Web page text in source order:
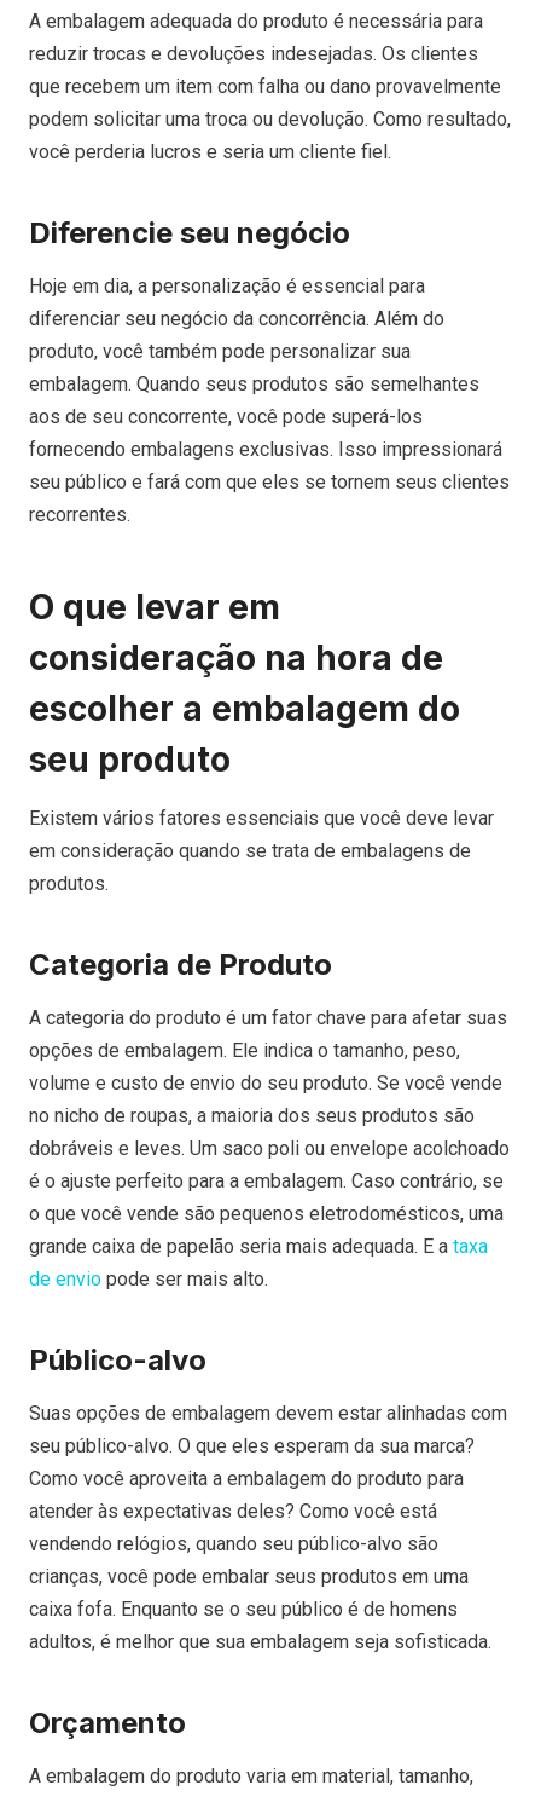
A embalagem adequada do produto é necessária para
reduzir trocas e devoluções indesejadas. Os clientes
que recebem um item com falha ou dano provavelmente
podem solicitar uma troca ou devolução. Como resultado,
você perderia lucros e seria um cliente fiel.
Diferencie seu negócio
Hoje em dia, a personalização é essencial para
diferenciar seu negócio da concorrência. Além do
produto, você também pode personalizar sua
embalagem. Quando seus produtos são semelhantes
aos de seu concorrente, você pode superá-los
fornecendo embalagens exclusivas. Isso impressionará
seu público e fará com que eles se tornem seus clientes
recorrentes.
O que levar em
consideração na hora de
escolher a embalagem do
seu produto
Existem vários fatores essenciais que você deve levar
em consideração quando se trata de embalagens de
produtos.
Categoria de Produto
A categoria do produto é um fator chave para afetar suas
opções de embalagem. Ele indica o tamanho, peso,
volume e custo de envio do seu produto. Se você vende
no nicho de roupas, a maioria dos seus produtos são
dobráveis e leves. Um saco poli ou envelope acolchoado
é o ajuste perfeito para a embalagem. Caso contrário, se
o que você vende são pequenos eletrodomésticos, uma
grande caixa de papelão seria mais adequada. E a taxa
de envio pode ser mais alto.
Público-alvo
Suas opções de embalagem devem estar alinhadas com
seu público-alvo. O que eles esperam da sua marca?
Como você aproveita a embalagem do produto para
atender às expectativas deles? Como você está
vendendo relógios, quando seu público-alvo são
crianças, você pode embalar seus produtos em uma
caixa fofa. Enquanto se o seu público é de homens
adultos, é melhor que sua embalagem seja sofisticada.
Orçamento
A embalagem do produto varia em material, tamanho,